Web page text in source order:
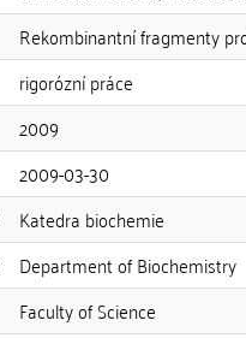
Rekombinantní fragmenty
rigorózní práce
2009
2009-03-30
Katedra biochemie
Department of Biochemistry
Faculty of Science